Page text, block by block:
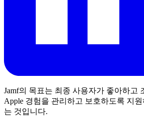
Jamf의 목표는 최종 사용자가 좋아하고
Apple 경험을 관리하고 보호하도록 지
는 것입니다.